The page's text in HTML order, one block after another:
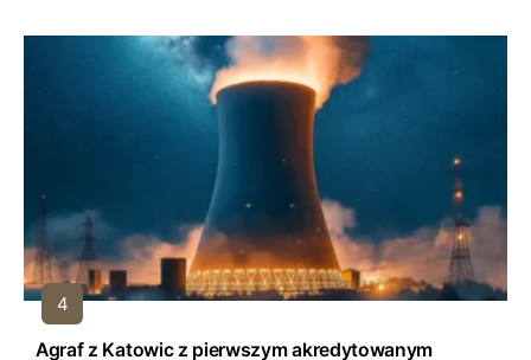
Agraf z Katowic z pierwszym akredytowanym